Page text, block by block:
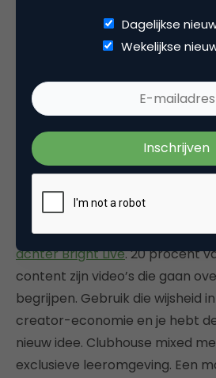
#8 Bright Live
Weer een aardige nieuwe
van start. Een service die
bijwonen van virtuele sessies
beroemdheden. Zojuist heeft
dollar opgehaald, mede geleid
en Guy Oseary’s Sound
Regah Ventures. Michael
kennis van YouTube channels
achter Bright Live. 20 procent
content zijn video’s die gaan
begrijpen. Gebruik die wijsheid
creator-economie en je hebt
nieuw idee. Clubhouse mixed
exclusieve leeromgeving. Een
Dagelijkse
Wekelijkse